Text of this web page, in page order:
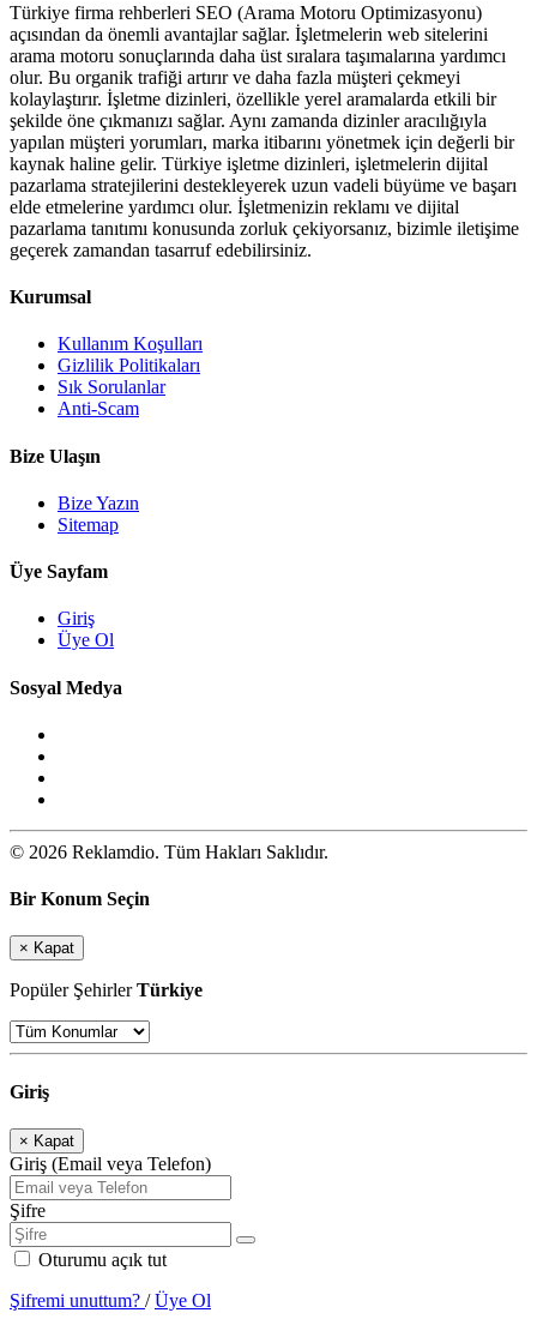
Türkiye firma rehberleri SEO (Arama Motoru Optimizasyonu)
açısından da önemli avantajlar sağlar. İşletmelerin web sitelerini
arama motoru sonuçlarında daha üst sıralara taşımalarına yardımcı
olur. Bu organik trafiği artırır ve daha fazla müşteri çekmeyi
kolaylaştırır. İşletme dizinleri, özellikle yerel aramalarda etkili bir
şekilde öne çıkmanızı sağlar. Aynı zamanda dizinler aracılığıyla
yapılan müşteri yorumları, marka itibarını yönetmek için değerli bir
kaynak haline gelir. Türkiye işletme dizinleri, işletmelerin dijital
pazarlama stratejilerini destekleyerek uzun vadeli büyüme ve başarı
elde etmelerine yardımcı olur. İşletmenizin reklamı ve dijital
pazarlama tanıtımı konusunda zorluk çekiyorsanız, bizimle iletişime
geçerek zamandan tasarruf edebilirsiniz.
Kurumsal
Kullanım Koşulları
Gizlilik Politikaları
Sık Sorulanlar
Anti-Scam
Bize Ulaşın
Bize Yazın
Sitemap
Üye Sayfam
Giriş
Üye Ol
Sosyal Medya
© 2026 Reklamdio. Tüm Hakları Saklıdır.
Bir Konum Seçin
× Kapat
Popüler ŞehirlerTürkiye
Giriş
× Kapat
Giriş (Email veya Telefon)
Şifre
Oturumu açık tut
Şifremi unuttum? /Üye Ol